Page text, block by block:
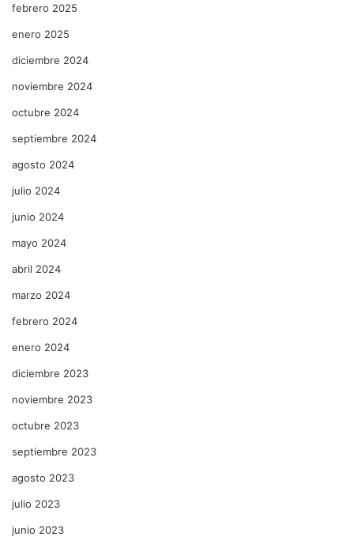
febrero 2025
enero 2025
diciembre 2024
noviembre 2024
octubre 2024
septiembre 2024
agosto 2024
julio 2024
junio 2024
mayo 2024
abril 2024
marzo 2024
febrero 2024
enero 2024
diciembre 2023
noviembre 2023
octubre 2023
septiembre 2023
agosto 2023
julio 2023
junio 2023